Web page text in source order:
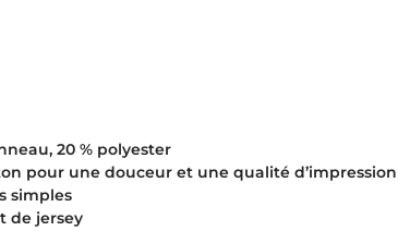
20 % polyester
pour une douceur et une qualité
simples
de jersey